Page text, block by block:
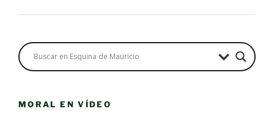
MORAL EN VÍDEO